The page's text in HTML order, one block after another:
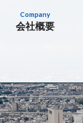
Company
会社概要